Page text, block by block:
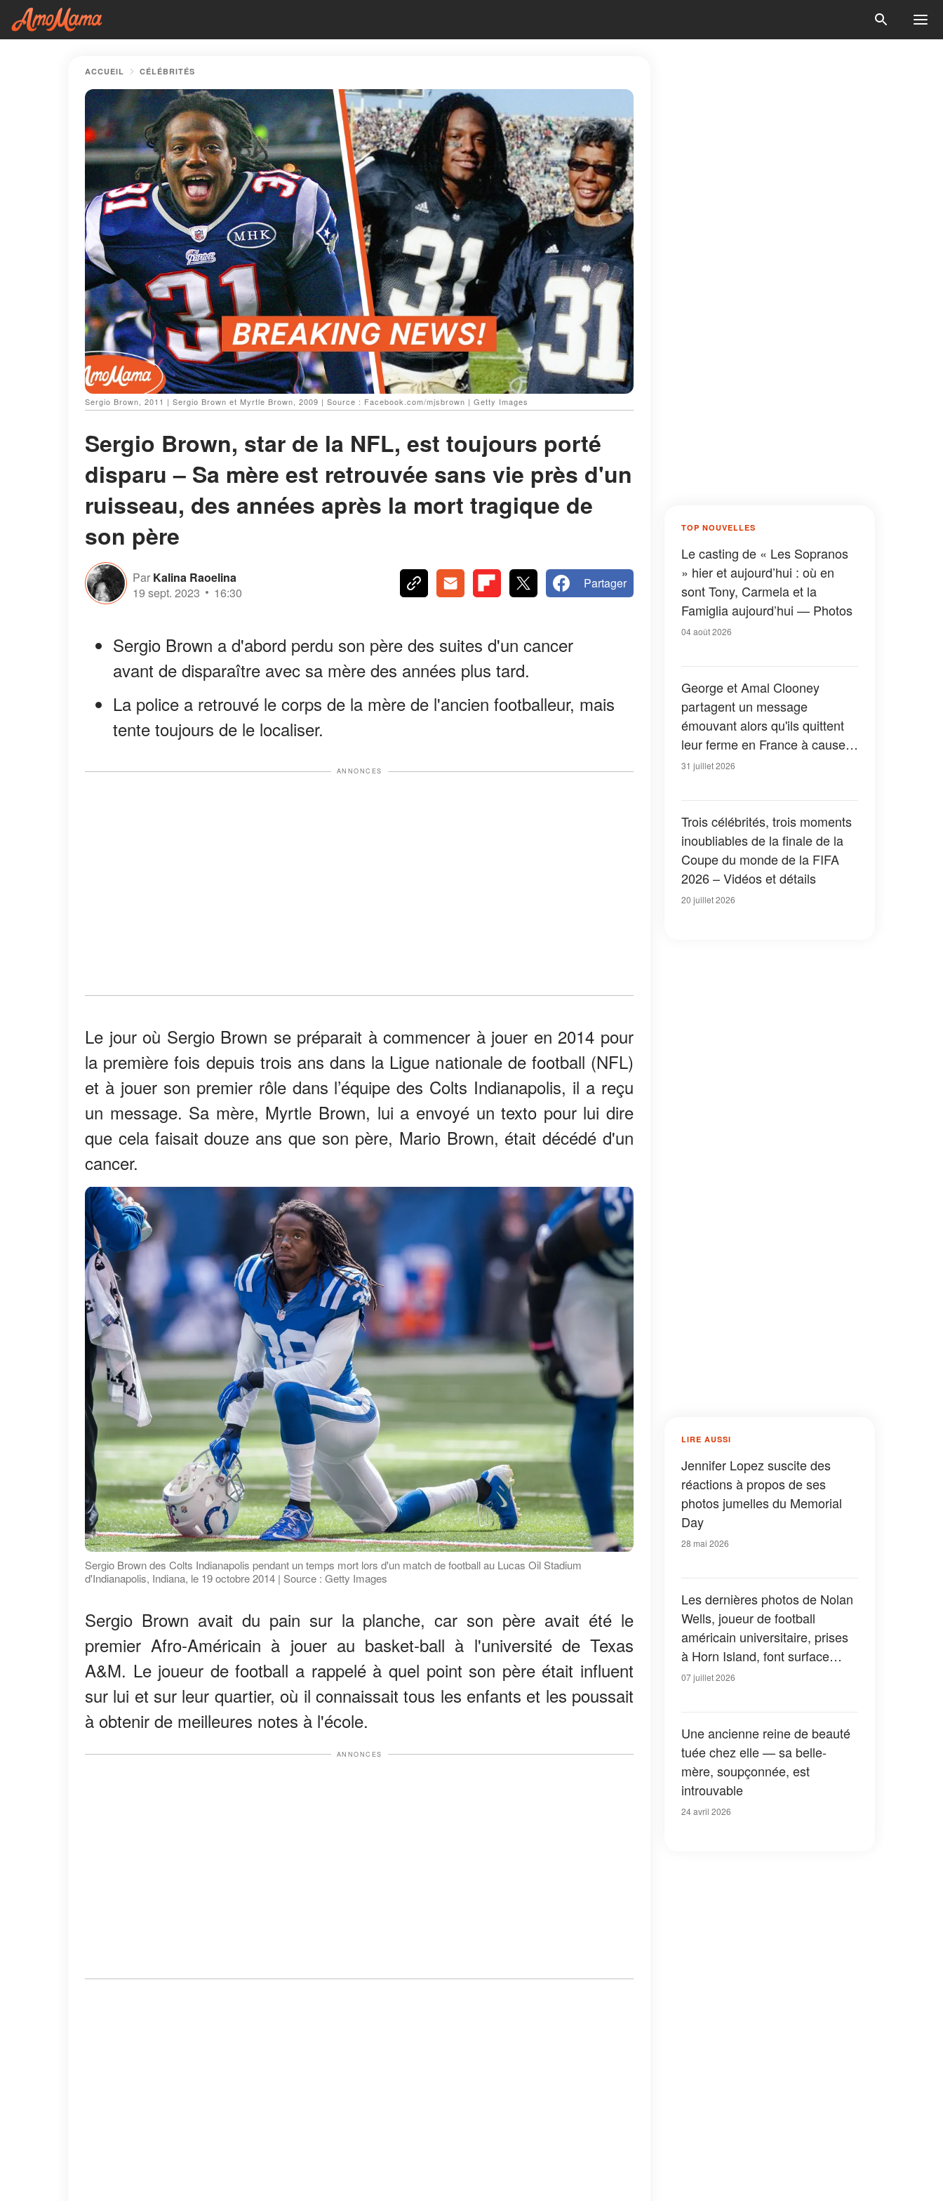
ACCUEIL CÉLÉBRITÉS
Sergio Brown, 2011 | Sergio Brown et Myrtle Brown, 2009 | Source : Facebook.com/mjsbrown | Getty Images
Sergio Brown, star de la NFL, est toujours porté
disparu – Sa mère est retrouvée sans vie près d'un
ruisseau, des années après la mort tragique de
son père
Par Kalina Raoelina
19 sept. 2023
16:30
Partager
Sergio Brown a d'abord perdu son père des suites d'un cancer
avant de disparaître avec sa mère des années plus tard.
La police a retrouvé le corps de la mère de l'ancien footballeur, mais
tente toujours de le localiser.
ANNONCES
Le jour où Sergio Brown se préparait à commencer à jouer en 2014 pour
la première fois depuis trois ans dans la Ligue nationale de football (NFL)
et à jouer son premier rôle dans l’équipe des Colts Indianapolis, il a reçu
un message. Sa mère, Myrtle Brown, lui a envoyé un texto pour lui dire
que cela faisait douze ans que son père, Mario Brown, était décédé d'un
cancer.
Sergio Brown des Colts Indianapolis pendant un temps mort lors d'un match de football au Lucas Oil Stadium
d'Indianapolis, Indiana, le 19 octobre 2014 | Source : Getty Images
Sergio Brown avait du pain sur la planche, car son père avait été le
premier Afro-Américain à jouer au basket-ball à l'université de Texas
A&M. Le joueur de football a rappelé à quel point son père était influent
sur lui et sur leur quartier, où il connaissait tous les enfants et les poussait
à obtenir de meilleures notes à l'école.
ANNONCES
TOP NOUVELLES
Le casting de « Les Sopranos
» hier et aujourd’hui : où en
sont Tony, Carmela et la
Famiglia aujourd’hui — Photos
04 août 2026
George et Amal Clooney
partagent un message
émouvant alors qu'ils quittent
leur ferme en France à cause
des feux de forêt — Tous les
31 juillet 2026
Trois célébrités, trois moments
inoubliables de la finale de la
Coupe du monde de la FIFA
2026 – Vidéos et détails
20 juillet 2026
LIRE AUSSI
Jennifer Lopez suscite des
réactions à propos de ses
photos jumelles du Memorial
Day
28 mai 2026
Les dernières photos de Nolan
Wells, joueur de football
américain universitaire, prises
à Horn Island, font surface
alors que sa mère rompt le
07 juillet 2026
Une ancienne reine de beauté
tuée chez elle — sa belle-
mère, soupçonnée, est
introuvable
24 avril 2026